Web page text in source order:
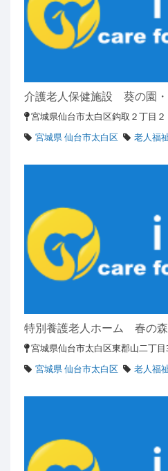
介護老人保健施設 葵の園
宮城県仙台市太白区鈎取２丁目
宮城県 仙台市太白区
老人福
特別養護老人ホーム 春の
宮城県仙台市太白区東郡山二丁
宮城県 仙台市太白区
老人福